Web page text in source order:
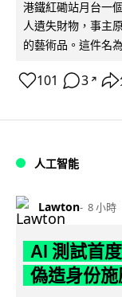
港鐵紅磡站月台一
人遺失財物，事主
的藝術品。這件名
101 3 ↗
人工智能
Lawton 8 小時
AI 測試首
偽造身份